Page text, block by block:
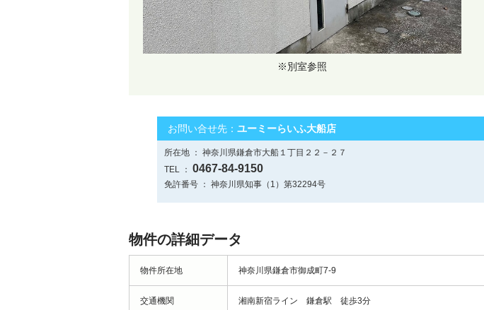
※別室参照
お問い合せ先： ユーミーらいふ大船店
所在地 ： 神奈川県鎌倉市大船１丁目２２－２７
TEL ： 0467-84-9150
免許番号 ： 神奈川県知事（1）第32294号
物件の詳細データ
物件所在地 神奈川県鎌倉市御成町7-9
交通機関
湘南新宿ライン 鎌倉駅 徒歩3分